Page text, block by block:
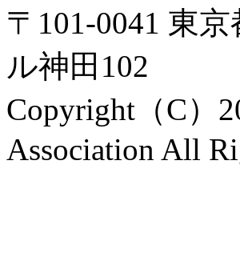
〒101-0041 東
ル神田102
Copyright（C）
Association All